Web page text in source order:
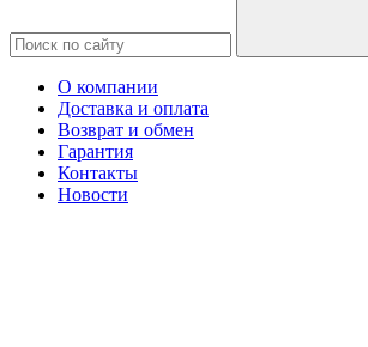
О компании
Доставка и оплата
Возврат и обмен
Гарантия
Контакты
Новости